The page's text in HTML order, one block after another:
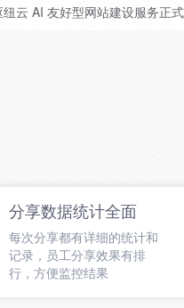
建设服务正式上线的公告
分享数据统计全面
每次分享都有详细的统计和
记录，员工分享效果有排
行，方便监控结果